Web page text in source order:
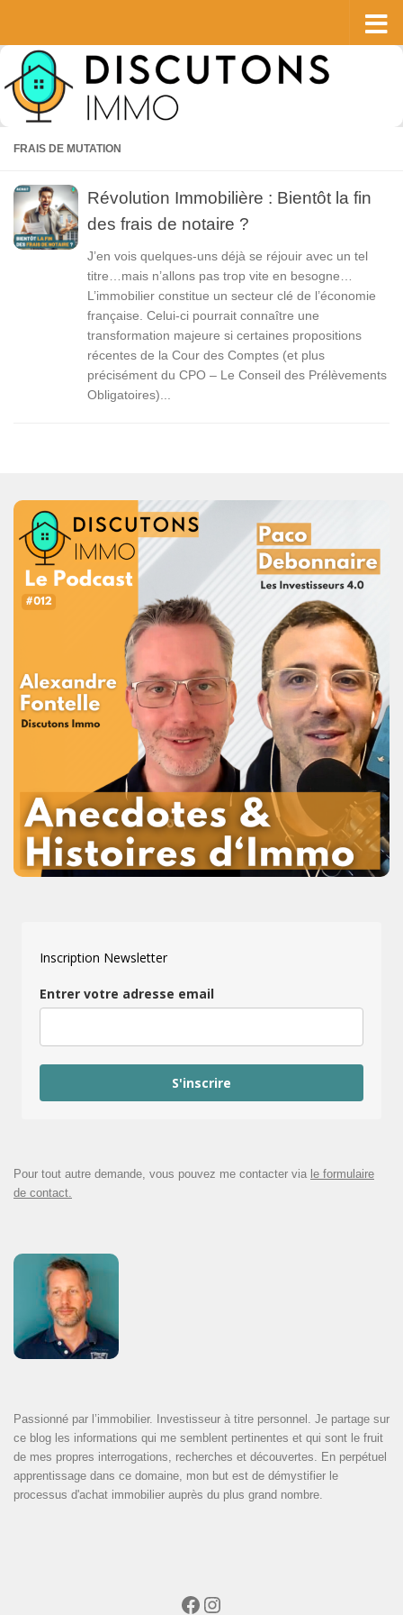
FRAIS DE MUTATION
Révolution Immobilière : Bientôt la fin
des frais de notaire ?
J’en vois quelques-uns déjà se réjouir avec un tel
titre…mais n’allons pas trop vite en besogne…
L’immobilier constitue un secteur clé de l’économie
française. Celui-ci pourrait connaître une
transformation majeure si certaines propositions
récentes de la Cour des Comptes (et plus
précisément du CPO – Le Conseil des Prélèvements
Obligatoires)...
Inscription Newsletter
Entrer votre adresse email
S'inscrire
Pour tout autre demande, vous pouvez me contacter via le formulaire
de contact.
Passionné par l’immobilier. Investisseur à titre personnel. Je partage sur
ce blog les informations qui me semblent pertinentes et qui sont le fruit
de mes propres interrogations, recherches et découvertes. En perpétuel
apprentissage dans ce domaine, mon but est de démystifier le
processus d'achat immobilier auprès du plus grand nombre.
Facebook
Instagram